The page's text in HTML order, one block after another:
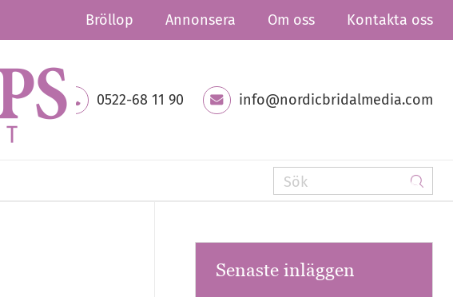
Bröllop Annonsera Om oss Kontakta oss
0522-68 11 90 info@nordicbridalmedia.com
Senaste inläggen